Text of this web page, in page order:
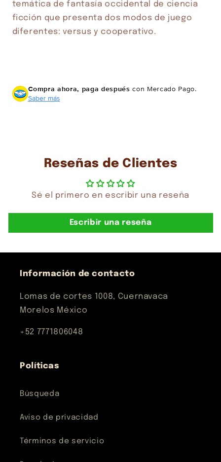
temática de fantasía occidental de ciencia
ficción que presenta dos modos de juego
diferentes: versus y cooperativo.
Compra ahora, paga después con Mercado Pago.
Saber más
Reseñas de Clientes
Sé el primero en escribir una reseña
Escribir una reseña
Información de contacto
Lomas de cortes 1008, Cuernavaca
Morelos México
+52 7771806048
Políticas
Búsqueda
Aviso de privacidad
Términos de servicio